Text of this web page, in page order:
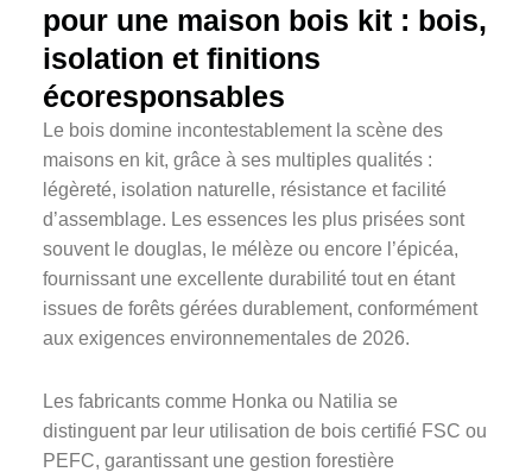
pour une maison bois kit : bois,
isolation et finitions
écoresponsables
Le bois domine incontestablement la scène des
maisons en kit, grâce à ses multiples qualités :
légèreté, isolation naturelle, résistance et facilité
d’assemblage. Les essences les plus prisées sont
souvent le douglas, le mélèze ou encore l’épicéa,
fournissant une excellente durabilité tout en étant
issues de forêts gérées durablement, conformément
aux exigences environnementales de 2026.
Les fabricants comme Honka ou Natilia se
distinguent par leur utilisation de bois certifié FSC ou
PEFC, garantissant une gestion forestière